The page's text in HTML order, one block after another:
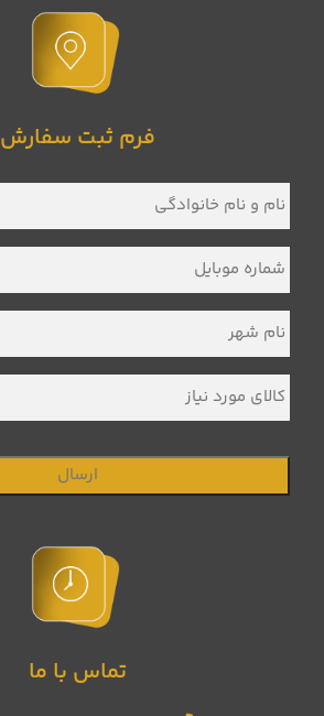
فرم ثبت سفارش
نام
و
نام
خانوادگی
*
شماره
موبایل *
نام
شهر *
کالای
مورد
نیاز
تماس با ما